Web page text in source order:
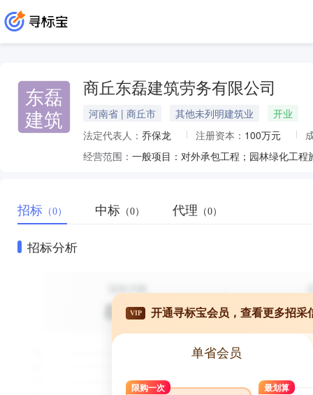
东磊
建筑
商丘东磊建筑劳务有限公司
河南省 | 商丘市 其他未列明建筑业
开业
法定代表人： 乔保龙 注册资本： 100万元
经营范围：
招标 （0） 中标 （0） 代理 （0）
招标分析
VIP 开通寻标宝会员，查看更多招采
单省会员
限购一次 最划算